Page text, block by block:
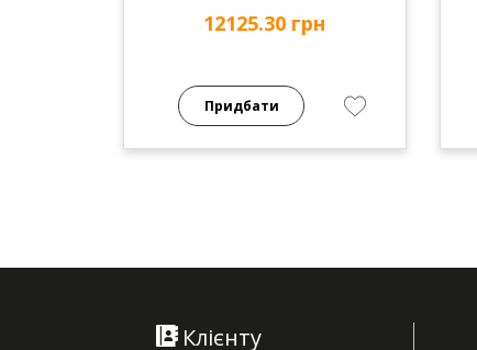
12125.30 грн
Придбати
Клієнту